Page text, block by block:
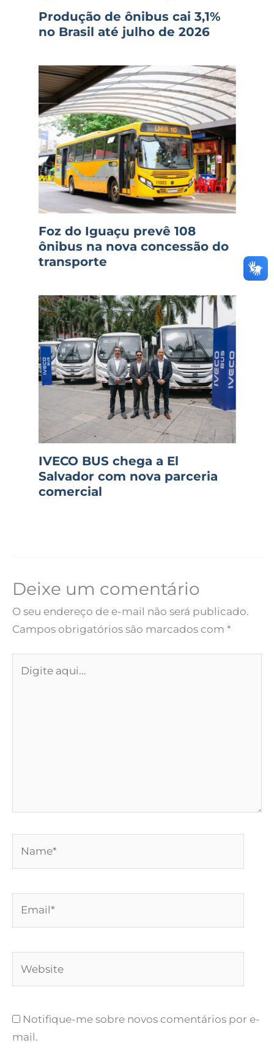
Produção de ônibus cai 3,1%
no Brasil até julho de 2026
Foz do Iguaçu prevê 108
ônibus na nova concessão do
transporte
IVECO BUS chega a El
Salvador com nova parceria
comercial
Deixe um comentário
O seu endereço de e-mail não será publicado.
Campos obrigatórios são marcados com *
aqui...
Notifique-me sobre novos comentários por e-
mail.